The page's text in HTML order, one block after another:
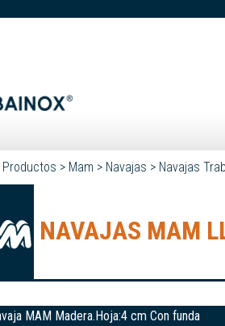
Productos > Mam > Navajas > Navajas
NAVAJAS MAM
MAM Madera.Hoja:4 cm Con funda